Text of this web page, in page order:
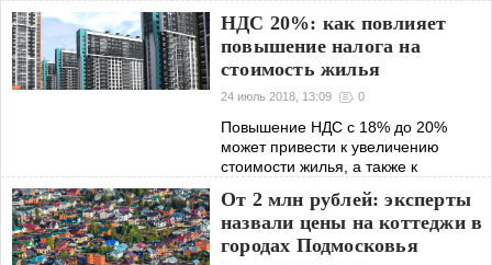
можно в течение полугода после
конца действия таких обстоятельств
НДС 20%: как повлияет
повышение налога на
стоимость жилья
24 июль 2018, 13:09 0
Повышение НДС с 18% до 20%
может привести к увеличению
стоимости жилья, а также к
спроса, считают эксперты
От 2 млн рублей: эксперты
назвали цены на коттеджи в
городах Подмосковья